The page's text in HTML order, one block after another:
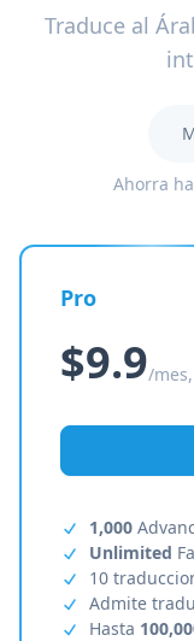
Traduce al
Ahorra
Pro
$9.9/
1,000
Unlimited
10
Admite
Hasta